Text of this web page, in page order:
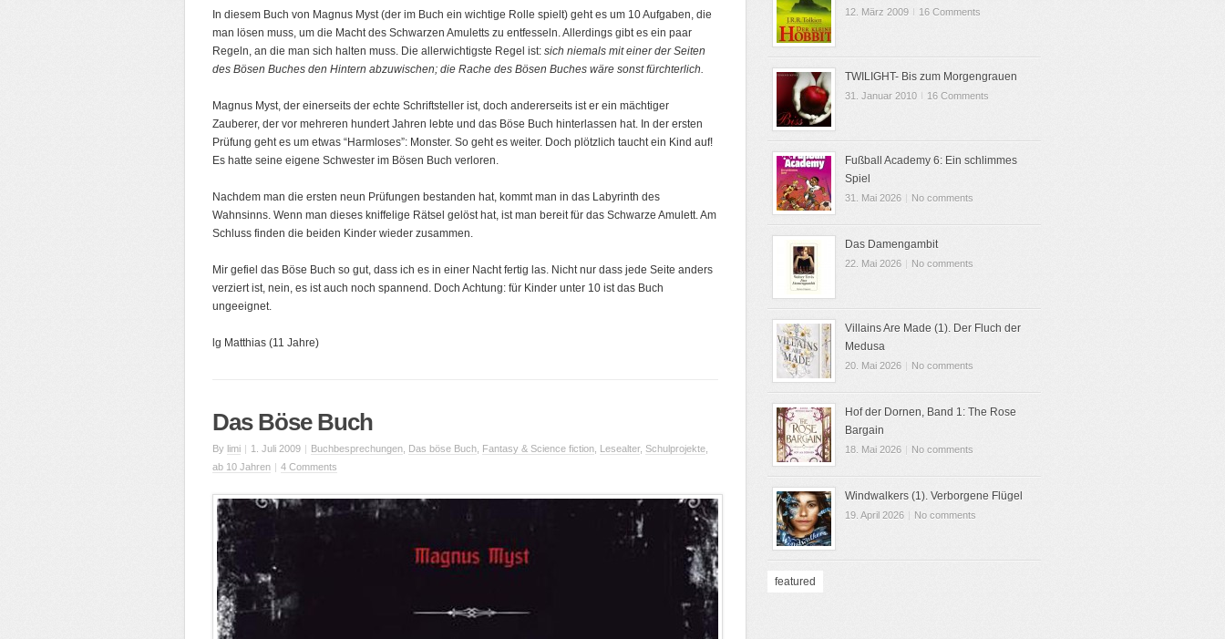
In diesem Buch von Magnus Myst (der im Buch ein wichtige Rolle spielt) geht es um 10 Aufgaben, die
man lösen muss, um die Macht des Schwarzen Amuletts zu entfesseln. Allerdings gibt es ein paar
Regeln, an die man sich halten muss. Die allerwichtigste Regel ist: sich niemals mit einer der Seiten
des Bösen Buches den Hintern abzuwischen; die Rache des Bösen Buches wäre sonst fürchterlich.
Magnus Myst, der einerseits der echte Schriftsteller ist, doch andererseits ist er ein mächtiger
Zauberer, der vor mehreren hundert Jahren lebte und das Böse Buch hinterlassen hat. In der ersten
Prüfung geht es um etwas “Harmloses”: Monster. So geht es weiter. Doch plötzlich taucht ein Kind auf!
Es hatte seine eigene Schwester im Bösen Buch verloren.
Nachdem man die ersten neun Prüfungen bestanden hat, kommt man in das Labyrinth des
Wahnsinns. Wenn man dieses kniffelige Rätsel gelöst hat, ist man bereit für das Schwarze Amulett. Am
Schluss finden die beiden Kinder wieder zusammen.
Mir gefiel das Böse Buch so gut, dass ich es in einer Nacht fertig las. Nicht nur dass jede Seite anders
verziert ist, nein, es ist auch noch spannend. Doch Achtung: für Kinder unter 10 ist das Buch
ungeeignet.
lg Matthias (11 Jahre)
Das Böse Buch
By limi | 1. Juli 2009 | Buchbesprechungen Das böse Buch Fantasy & Science fiction Lesealter, Schulprojekte
ab 10 Jahren | 4 Comments
12. März 2009 I 16 Comments
TWILIGHT- Bis zum Morgengrauen
31. Januar 2010 I 16 Comments
Fußball Academy 6: Ein schlimmes
Spiel
31. Mai 2026 No comments
Das Damengambit
22. Mai 2026 | No comments
Villains Are Made (1). Der Fluch der
Medusa
20. Mai 2026 | No comments
Hof der Dornen, Band 1: The Rose
Bargain
18. Mai 2026 | No comments
Windwalkers (1). Verborgene Flügel
19. April 2026 No comments
featured